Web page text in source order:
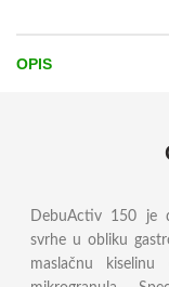
OPIS
DebuActiv 150 je
svrhe u obliku
maslačnu